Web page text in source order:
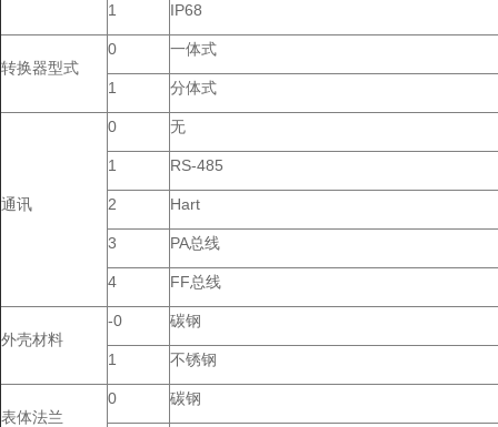
1 IP68
转换器型式
0 一体式
1 分体式
通讯
0 无
1 RS-485
2 Hart
3 PA总线
4 FF总线
外壳材料
-0 碳钢
1 不锈钢
表体法兰
0 碳钢